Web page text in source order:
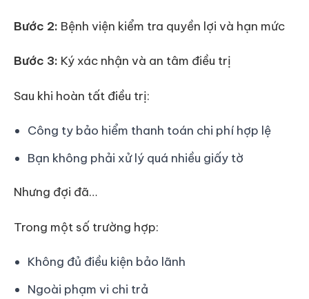
Bước 2: Bệnh viện kiểm tra quyền lợi và hạn mức
Bước 3: Ký xác nhận và an tâm điều trị
Sau khi hoàn tất điều trị:
Công ty bảo hiểm thanh toán chi phí hợp lệ
Bạn không phải xử lý quá nhiều giấy tờ
Nhưng đợi đã…
Trong một số trường hợp:
Không đủ điều kiện bảo lãnh
Ngoài phạm vi chi trả